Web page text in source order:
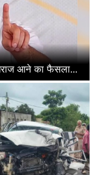
आने का फैसला...